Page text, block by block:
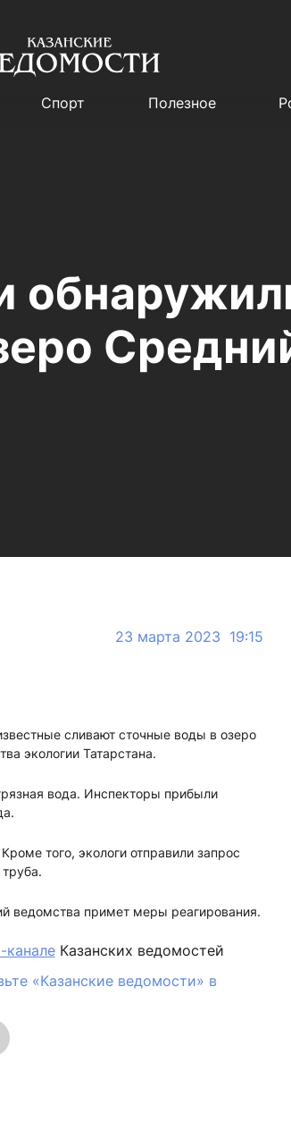
Спорт Полезное
23 марта 2023 19:15
сливают сточные воды в озеро
экологии Татарстана.
вода. Инспекторы прибыли
того, экологи отправили запрос
ведомства примет меры реагирования.
каналеКазанских ведомостей
«Казанские ведомости» в